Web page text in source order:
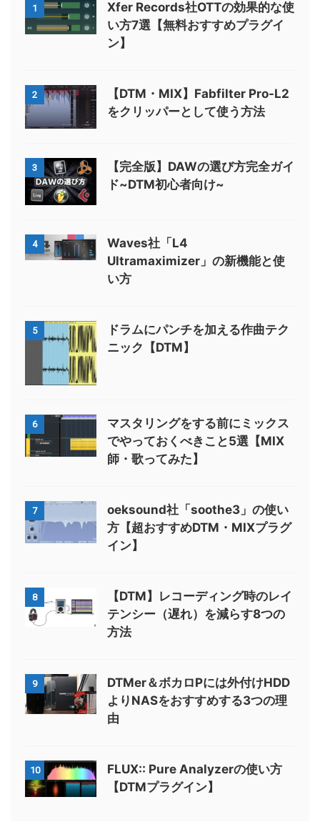
1
Xfer Records社OTTの効果的な使
い方7選【無料おすすめプラグイ
ン】
2
【DTM・MIX】Fabfilter Pro-L2
をクリッパーとして使う方法
3
【完全版】DAWの選び方完全ガイ
ド~DTM初心者向け~
4
Waves社「L4
Ultramaximizer」の新機能と使
い方
5
ドラムにパンチを加える作曲テク
ニック【DTM】
6
マスタリングをする前にミックス
でやっておくべきこと5選【MIX
師・歌ってみた】
7
oeksound社「soothe3」の使い
方【超おすすめDTM・MIXプラグ
イン】
8
【DTM】レコーディング時のレイ
テンシー（遅れ）を減らす8つの
方法
9
DTMer＆ボカロPには外付けHDD
よりNASをおすすめする3つの理
由
10
FLUX:: Pure Analyzerの使い方
【DTMプラグイン】